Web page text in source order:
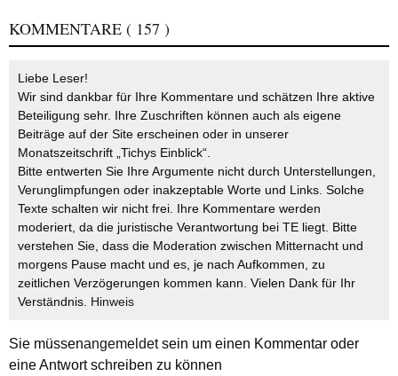
KOMMENTARE ( 157 )
Liebe Leser!
Wir sind dankbar für Ihre Kommentare und schätzen Ihre aktive
Beteiligung sehr. Ihre Zuschriften können auch als eigene
Beiträge auf der Site erscheinen oder in unserer
Monatszeitschrift „Tichys Einblick“.
Bitte entwerten Sie Ihre Argumente nicht durch Unterstellungen,
Verunglimpfungen oder inakzeptable Worte und Links. Solche
Texte schalten wir nicht frei. Ihre Kommentare werden
moderiert, da die juristische Verantwortung bei TE liegt. Bitte
verstehen Sie, dass die Moderation zwischen Mitternacht und
morgens Pause macht und es, je nach Aufkommen, zu
zeitlichen Verzögerungen kommen kann. Vielen Dank für Ihr
Verständnis. Hinweis
Sie müssenangemeldetsein um einen Kommentar oder
eine Antwort schreiben zu können